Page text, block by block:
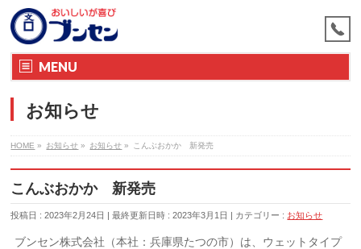
MENU
お知らせ
HOME » お知らせ » お知らせ » こんぶおかか 新発売
こんぶおかか 新発売
投稿日 : 2023年2月24日 最終更新日時 : 2023年3月1日 カテゴリー : お知らせ
ブンセン株式会社（本社：兵庫県たつの市）は、ウェットタイプ